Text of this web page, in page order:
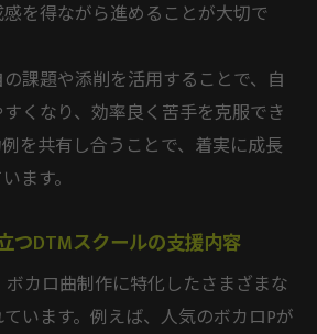
を得ながら進めることが大切で
課題や添削を活用することで、自
くなり、効率良く苦手を克服でき
を共有し合うことで、着実に成長
ます。
つDTMスクールの支援内容
カロ曲制作に特化したさまざまな
います。例えば、人気のボカロPが